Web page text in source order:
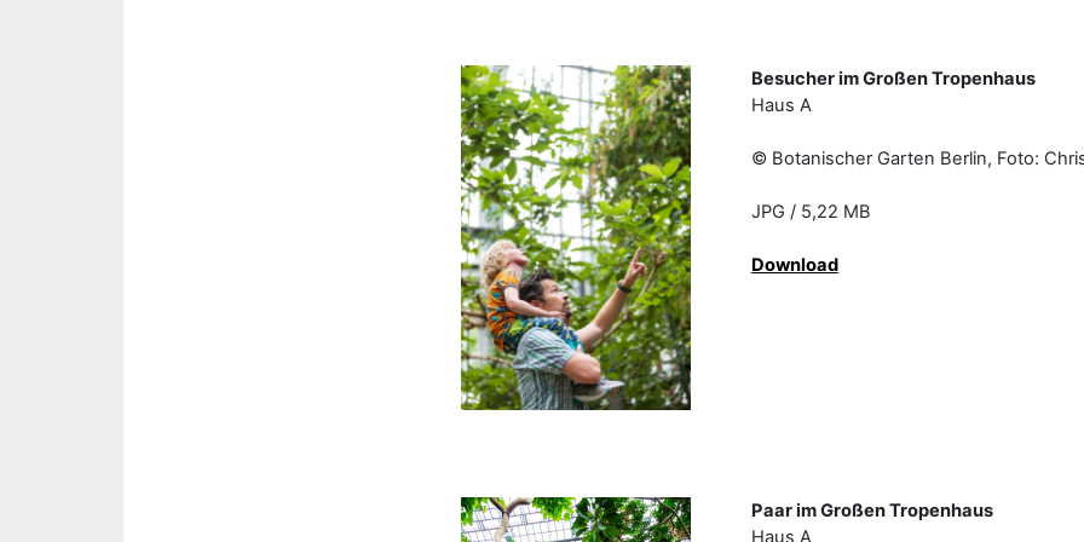
Besucher im Großen Tropenhaus
Haus A
© Botanischer Garten Berlin,
JPG / 5,22 MB
Download
Paar im Großen Tropenhaus
Haus A